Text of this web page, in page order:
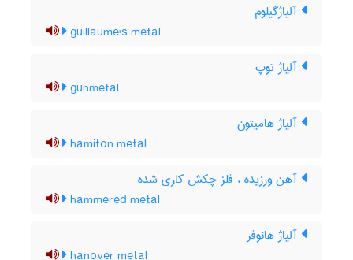
آلیاژگیلوم
guillaume's metal
آلیاژ توپ
gunmetal
آلیاژ هامیتون
hamiton metal
آهن ورزیده ، فلز چکش کاری شده
hammered metal
آلیاژ هانوفر